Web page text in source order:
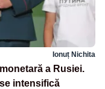
Ionuț Nichita
a Rusiei.
intensifică